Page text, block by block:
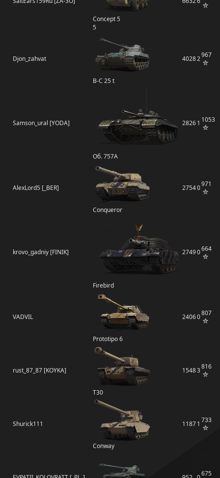
Concept 5
5
Djon_zahvat
B-C 25 t
40282967
Samson_ural [YODA]
Об. 757А
28261 1053
AlexLord5 [_BER]
Conqueror
27540971
krovo_gadniy [FINIK]
Firebird
27490664
VADVIL
Prototipo 6
24060807
rust_87_87 [KOYKA]
T30
15483816
Shurick111
Conway
11871 733
675